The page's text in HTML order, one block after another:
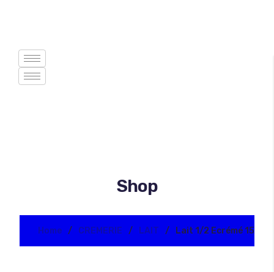
Shop
Home CREMERIE LAIT Lait 1/2 Ecrémé 15X1L